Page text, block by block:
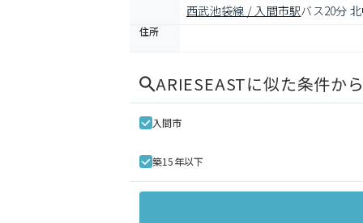
西武池袋線 / 入間市駅バス20分
住所
ARIESEASTに似た条件か
入間市
築15年以下